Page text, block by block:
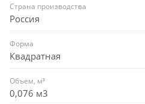
Страна производства
Россия
Форма
Квадратная
Объем, м³
0,076 м3